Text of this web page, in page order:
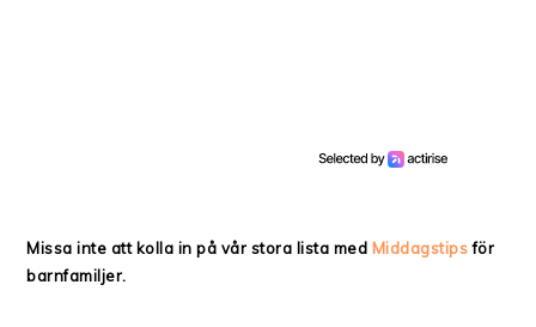
Missa inte att kolla in på vår stora lista med Middagstipsför
barnfamiljer.